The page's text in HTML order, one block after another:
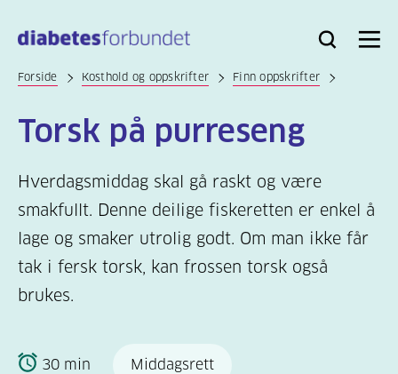
hovedinnhold
Bli
Logg
Søk Meny
Forside Kosthold og oppskrifter Finn oppskrifter
Torsk på purreseng
Hverdagsmiddag skal gå raskt og være
smakfullt. Denne deilige fiskeretten er enkel å
lage og smaker utrolig godt. Om man ikke får
tak i fersk torsk, kan frossen torsk også
brukes.
30 min Middagsrett